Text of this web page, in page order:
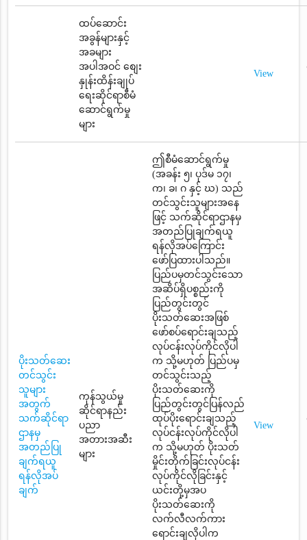
ထပ်ဆောင်း
အခွန်များနှင့်
အခများ
အပါအဝင် စျေး
နှုန်းထိန်းချုပ်
ရေးဆိုင်ရာစီမံ
ဆောင်ရွက်မှု
များ
View
ပိုးသတ်ဆေး
တင်သွင်း
သူများ
အတွက်
သက်ဆိုင်ရာ
ဌာနမှ
အတည်ပြု
ချက်ရယူ
ရန်လိုအပ်
ချက်
ကုန်သွယ်မှု
ဆိုင်ရာနည်း
ပညာ
အတားအဆီး
များ
ဤစီမံဆောင်ရွက်မှု
(အခန်း ၅၊ ပုဒ်မ ၁၇၊
က၊ ခ၊ ဂ နှင့် ဃ) သည်
တင်သွင်းသူများအနေ
ဖြင့် သက်ဆိုင်ရာဌာနမှ
အတည်ပြုချက်ရယူ
ရန်လိုအပ်ကြောင်း
ဖော်ပြထားပါသည်။
ပြည်ပမှတင်သွင်းသော
အဆိပ်ရှိပစ္စည်းကို
ပြည်တွင်းတွင်
ပိုးသတ်ဆေးအဖြစ်
ဖော်စပ်ရောင်းချသည့်
လုပ်ငန်းလုပ်ကိုင်လိုပါ
က သို့မဟုတ် ပြည်ပမှ
တင်သွင်းသည့်
ပိုးသတ်ဆေးကို
ပြည်တွင်းတွင်ပြန်လည်
ထုပ်ပိုးရောင်းချသည့်
လုပ်ငန်းလုပ်ကိုင်လိုပါ
က သို့မဟုတ် ပိုးသတ်
မှိုင်းတိုက်ခြင်းလုပ်ငန်း
လုပ်ကိုင်လိုခြင်းနှင့်
ယင်းတို့မှအပ
ပိုးသတ်ဆေးကို
လက်လီလက်ကား
ရောင်းချလိုပါက
View